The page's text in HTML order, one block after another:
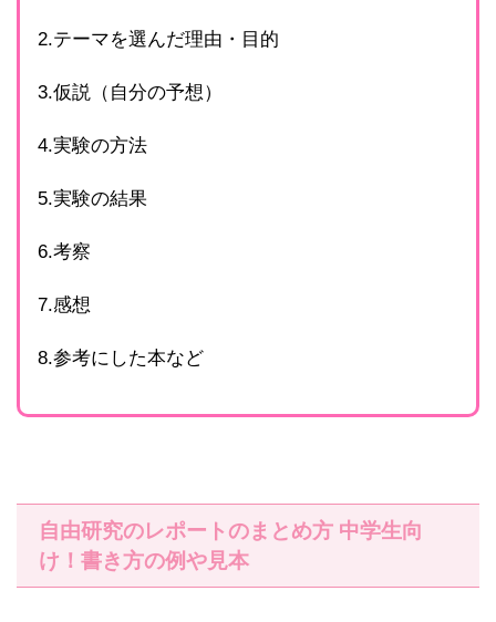
2.テーマを選んだ理由・目的
3.仮説（自分の予想）
4.実験の方法
5.実験の結果
6.考察
7.感想
8.参考にした本など
自由研究のレポートのまとめ方 中学生向
け！書き方の例や見本